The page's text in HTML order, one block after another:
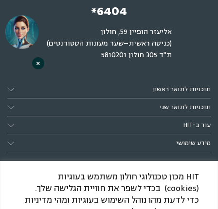
HIT מכון טכנולוגי חולון משתמש בעוגיות
(cookies) בכדי לשפר את חוויית הגלישה שלך.
כדי לדעת מהו נוהל השימוש בעוגיות ומהי מדיניות
*6404
אליעזר הופיין 59, חולון
(כניסה ראשית–שער מעונות הסטודנטים)
ת"ד 305 חולון 5810201
תוכניות לתואר ראשון
תוכניות לתואר שני
עוד ב-HIT
מידע שימושי
×